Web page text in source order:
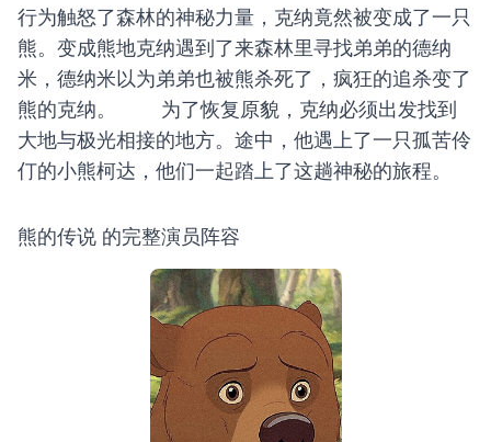
行为触怒了森林的神秘力量，克纳竟然被变成了一只
熊。变成熊地克纳遇到了来森林里寻找弟弟的德纳
米，德纳米以为弟弟也被熊杀死了，疯狂的追杀变了
熊的克纳。 为了恢复原貌，克纳必须出发找到
大地与极光相接的地方。途中，他遇上了一只孤苦伶
仃的小熊柯达，他们一起踏上了这趟神秘的旅程。
熊的传说 的完整演员阵容